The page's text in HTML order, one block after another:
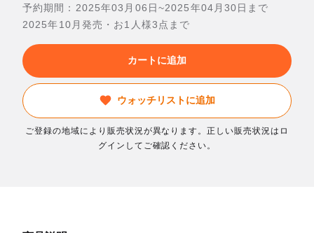
予約期間：2025年03月06日~2025年04月30日まで
2025年10月発売・お1人様3点まで
カートに追加
ウォッチリストに追加
ご登録の地域により販売状況が異なります。正しい販売状況はロ
グインしてご確認ください。